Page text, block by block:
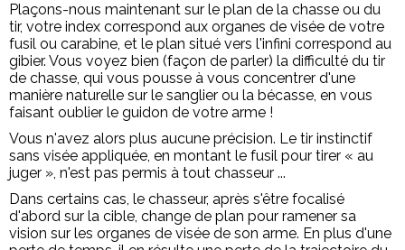
Plaçons-nous maintenant sur le plan de la chasse ou du
tir, votre index correspond aux organes de visée de votre
fusil ou carabine, et le plan situé vers l'infini correspond au
gibier. Vous voyez bien (façon de parler) la difficulté du tir
de chasse, qui vous pousse à vous concentrer d'une
manière naturelle sur le sanglier ou la bécasse, en vous
faisant oublier le guidon de votre arme !
Vous n'avez alors plus aucune précision. Le tir instinctif
sans visée appliquée, en montant le fusil pour tirer « au
juger », n'est pas permis à tout chasseur ...
Dans certains cas, le chasseur, après s'être focalisé
d'abord sur la cible, change de plan pour ramener sa
vision sur les organes de visée de son arme. En plus d'une